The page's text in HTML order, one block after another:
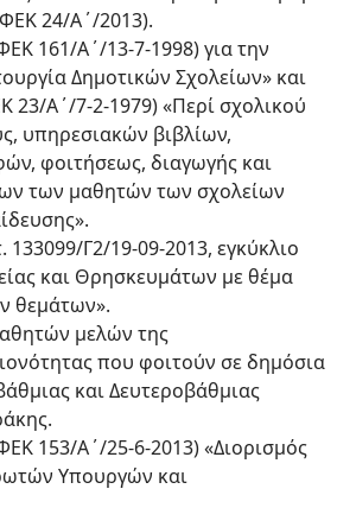
24/Α΄/2013).
161/Α΄/13-7-1998) για την
Δημοτικών Σχολείων» και
23/Α΄/7-2-1979) «Περί σχολικού
υπηρεσιακών βιβλίων,
φοιτήσεως, διαγωγής και
των μαθητών των σχολείων
Γ2/19-09-2013, εγκύκλιο
και Θρησκευμάτων με θέμα
θεμάτων».
μελών της
που φοιτούν σε δημόσια
και Δευτεροβάθμιας
153/Α΄/25-6-2013) «Διορισμός
Υπουργών και